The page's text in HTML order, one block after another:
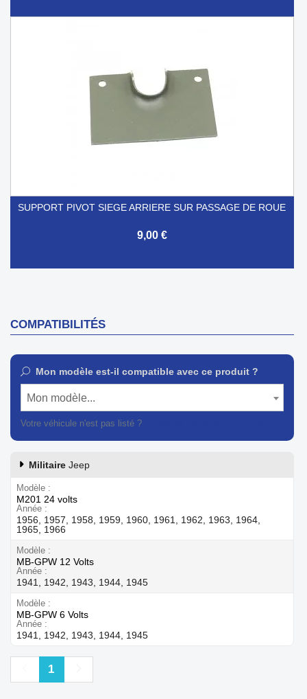
SUPPORT PIVOT SIEGE ARRIERE SUR PASSAGE DE ROUE
9,00 €
COMPATIBILITÉS
Mon modèle est-il compatible avec ce produit ?
Mon modèle...
Votre véhicule n'est pas listé ?
Militaire Jeep
Modèle
M201 24 volts
Année
1956, 1957, 1958, 1959, 1960, 1961, 1962, 1963, 1964,
1965, 1966
Modèle
MB-GPW 12 Volts
Année
1941, 1942, 1943, 1944, 1945
Modèle
MB-GPW 6 Volts
Année
1941, 1942, 1943, 1944, 1945
Précédent
1